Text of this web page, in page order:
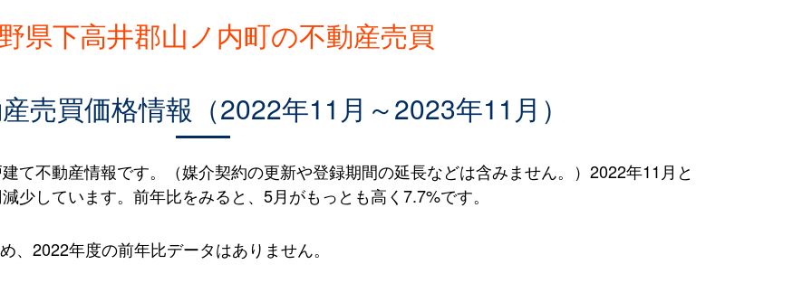
県下高井郡山ノ内町の不動産売買
売買価格情報（2022年11月～2023年11月）
て不動産情報です。（媒介契約の更新や登録期間の延長などは含みません。）2022年11月と
少しています。前年比をみると、5月がもっとも高く7.7%です。
2022年度の前年比データはありません。